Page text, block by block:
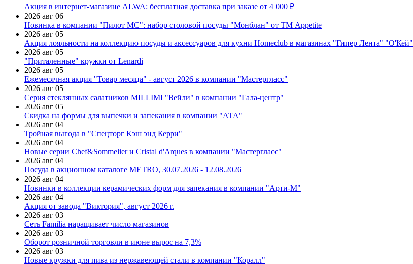
Акция в интернет-магазине ALWA: бесплатная доставка при заказе от 4 000 ₽
2026 авг 06
Новинка в компании "Пилот МС": набор столовой посуды "Монблан" от ТМ Appetite
2026 авг 05
Акция лояльности на коллекцию посуды и аксессуаров для кухни Homeclub в магазинах "Гипер Лента" "О'Кей"
2026 авг 05
"Приталенные" кружки от Lenardi
2026 авг 05
Ежемесячная акция "Товар месяца" - август 2026 в компании "Мастергласс"
2026 авг 05
Серия стеклянных салатников MILLIMI "Вейли" в компании "Гала-центр"
2026 авг 05
Скидка на формы для выпечки и запекания в компании "АТА"
2026 авг 04
Тройная выгода в "Спецторг Кэш энд Керри"
2026 авг 04
Новые серии Chef&Sommelier и Cristal d'Arques в компании "Мастергласс"
2026 авг 04
Посуда в акционном каталоге METRO, 30.07.2026 - 12.08.2026
2026 авг 04
Новинки в коллекции керамических форм для запекания в компании "Арти-М"
2026 авг 04
Акция от завода "Виктория", август 2026 г.
2026 авг 03
Сеть Familia наращивает число магазинов
2026 авг 03
Оборот розничной торговли в июне вырос на 7,3%
2026 авг 03
Новые кружки для пива из нержавеющей стали в компании "Коралл"